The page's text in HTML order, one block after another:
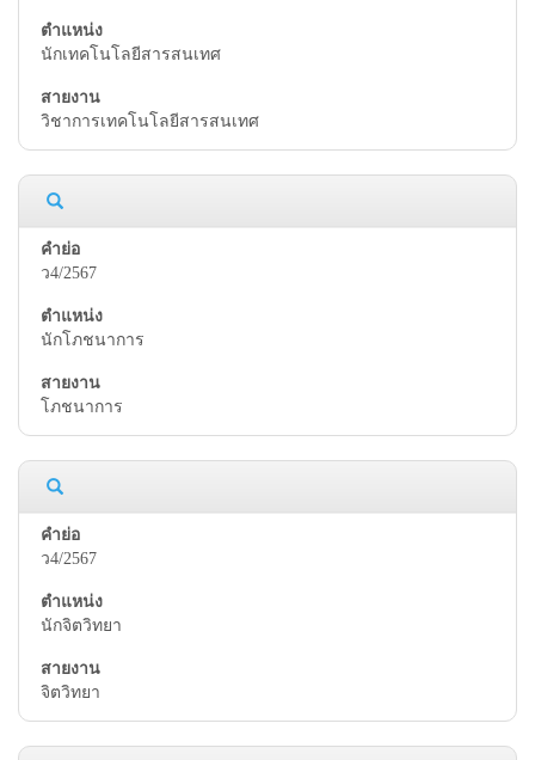
นักเทคโนโลยีสารสนเทศ
วิชาการเทคโนโลยีสารสนเทศ
ว4/2567
นักโภชนาการ
โภชนาการ
ว4/2567
นักจิตวิทยา
จิตวิทยา